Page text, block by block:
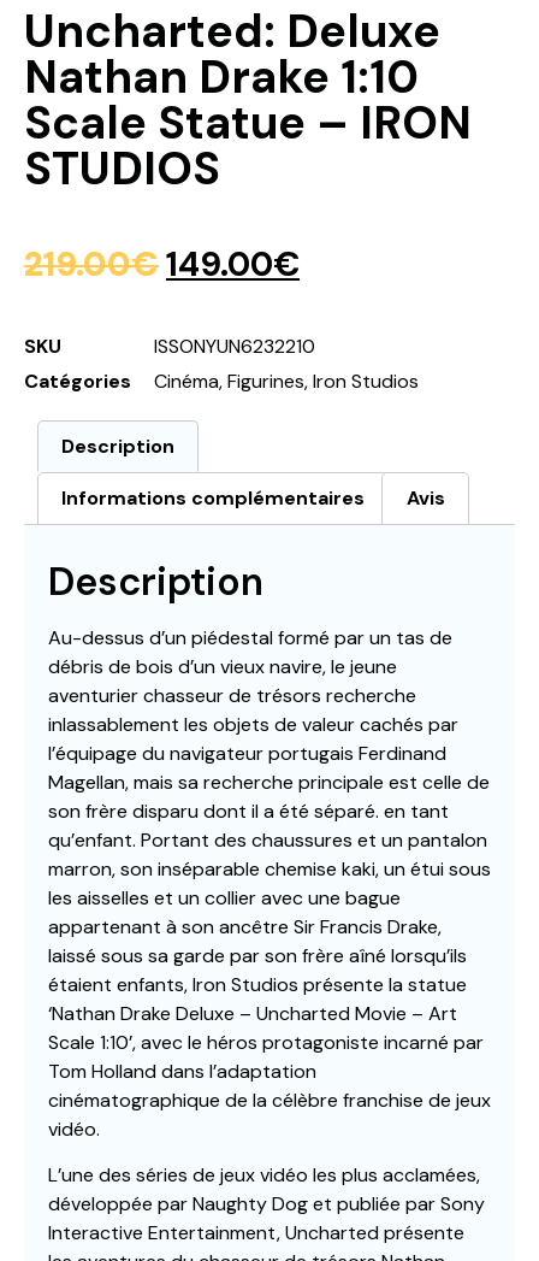
Uncharted: Deluxe
Nathan Drake 1:10
Scale Statue – IRON
STUDIOS
219.00€149.00€
SKU
ISSONYUN6232210
Catégories
Cinéma,Figurines,Iron Studios
Description
Informations complémentaires Avis
Description
Au-dessus d’un piédestal formé par un tas de
débris de bois d’un vieux navire, le jeune
aventurier chasseur de trésors recherche
inlassablement les objets de valeur cachés par
l’équipage du navigateur portugais Ferdinand
Magellan, mais sa recherche principale est celle de
son frère disparu dont il a été séparé. en tant
qu’enfant. Portant des chaussures et un pantalon
marron, son inséparable chemise kaki, un étui sous
les aisselles et un collier avec une bague
appartenant à son ancêtre Sir Francis Drake,
laissé sous sa garde par son frère aîné lorsqu’ils
étaient enfants, Iron Studios présente la statue
‘Nathan Drake Deluxe – Uncharted Movie – Art
Scale 1:10’, avec le héros protagoniste incarné par
Tom Holland dans l’adaptation
cinématographique de la célèbre franchise de jeux
vidéo.
L’une des séries de jeux vidéo les plus acclamées,
développée par Naughty Dog et publiée par Sony
Interactive Entertainment, Uncharted présente